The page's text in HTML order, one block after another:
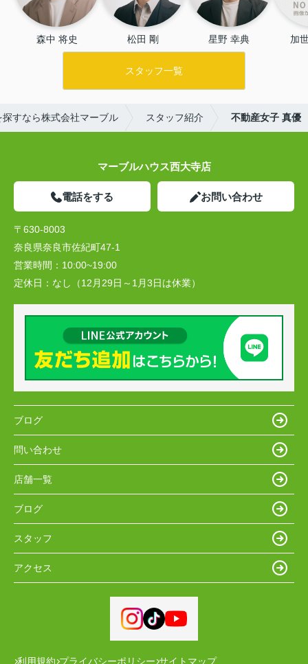
森中 将史 松田 剛 星野 幸典 加
スタッフ一覧
すなら株式会社マーブル スタッフ紹介 不動産女子 真優
マーブルハウス西大寺店
電話をする お問い合わせ
〒630-8003
奈良県奈良市佐紀町47-1
営業時間： 10:00~19:00
定休日： なし（12月29日～1月3日は休業）
ブログ
問い合わせ
店舗一覧
ブログ
スタッフ
アクセス
利用規約 プライバシーポリシー サイトマップ